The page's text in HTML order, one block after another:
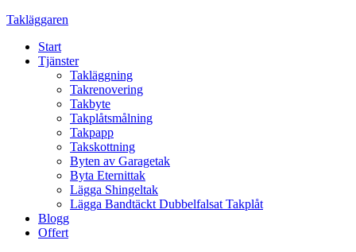
Skip
content
Takläggaren
Start
Tjänster
Takläggning
Takrenovering
Takbyte
Takplåtsmålning
Takpapp
Takskottning
Byten av Garagetak
Byta Eternittak
Lägga Shingeltak
Lägga Bandtäckt Dubbelfalsat Takplåt
Blogg
Offert